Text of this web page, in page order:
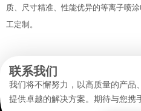
质、尺寸精准、性能优异的等离子喷
工定制。
联系我们
我们将不懈努力，以高质量的产品
提供卓越的解决方案。期待与您携